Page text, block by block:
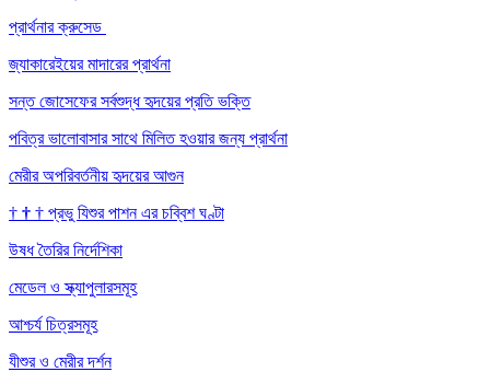
প্রার্থনার ক্রুসেড
জ্যাকারেইয়ের মাদারের প্রার্থনা
সন্ত জোসেফের সর্বশুদ্ধ হৃদয়ের প্রতি ভক্তি
পবিত্র ভালোবাসার সাথে মিলিত হওয়ার জন্য প্রার্থনা
মেরীর অপরিবর্তনীয় হৃদয়ের আগুন
† † † প্রভু যিশুর পাশন এর চব্বিশ ঘণ্টা
উষধ তৈরির নির্দেশিকা
মেডেল ও স্ক্যাপুলারসমূহ
আশ্চর্য চিত্রসমূহ
যীশুর ও মেরীর দর্শন